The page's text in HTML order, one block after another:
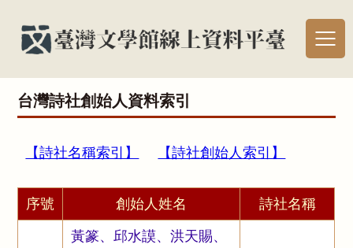
台灣詩社創始人資料索引
【詩社名稱索引】 【詩社創始人索引】
序號 創始人姓名 詩社名稱
黃篆、邱水謨、洪天賜、